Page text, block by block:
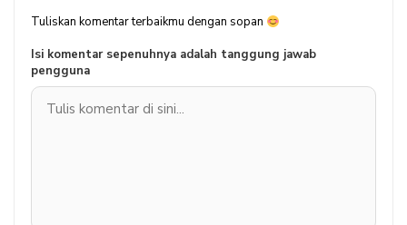
Tuliskan komentar terbaikmu dengan sopan
Isi komentar sepenuhnya adalah tanggung jawab
pengguna